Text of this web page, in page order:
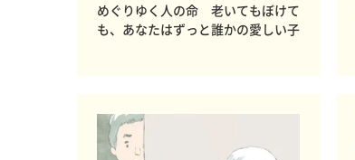
めぐりゆく人の命 老いてもぼけて
も、あなたはずっと誰かの愛しい子